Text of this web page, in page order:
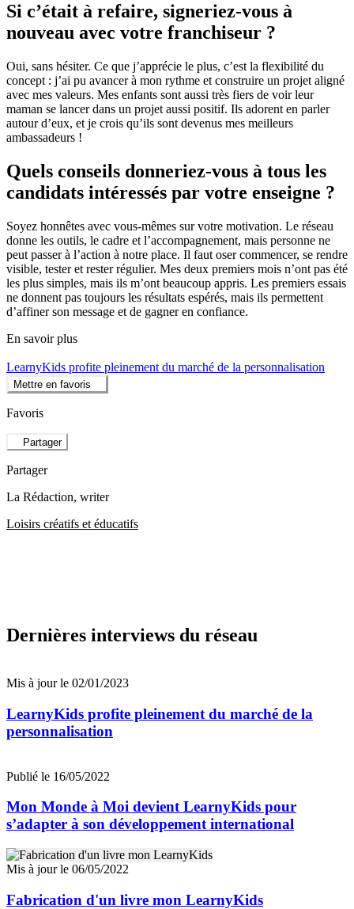
Si c’était à refaire, signeriez-vous à
nouveau avec votre franchiseur ?
Oui, sans hésiter. Ce que j’apprécie le plus, c’est la flexibilité du
concept : j’ai pu avancer à mon rythme et construire un projet aligné
avec mes valeurs. Mes enfants sont aussi très fiers de voir leur
maman se lancer dans un projet aussi positif. Ils adorent en parler
autour d’eux, et je crois qu’ils sont devenus mes meilleurs
ambassadeurs !
Quels conseils donneriez-vous à tous les
candidats intéressés par votre enseigne ?
Soyez honnêtes avec vous-mêmes sur votre motivation. Le réseau
donne les outils, le cadre et l’accompagnement, mais personne ne
peut passer à l’action à notre place. Il faut oser commencer, se rendre
visible, tester et rester régulier. Mes deux premiers mois n’ont pas été
les plus simples, mais ils m’ont beaucoup appris. Les premiers essais
ne donnent pas toujours les résultats espérés, mais ils permettent
d’affiner son message et de gagner en confiance.
En savoir plus
LearnyKids profite pleinement du marché de la personnalisation
Mettre en favoris
Favoris
Partager
Partager
La Rédaction, writer
Loisirs créatifs et éducatifs
Dernières interviews du réseau
Mis à jour le 02/01/2023
LearnyKids profite pleinement du marché de la
personnalisation
Publié le 16/05/2022
Mon Monde à Moi devient LearnyKids pour
s’adapter à son développement international
Mis à jour le 06/05/2022
Fabrication d'un livre mon LearnyKids